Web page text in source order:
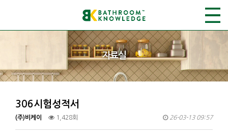
자료실
306시험성적서
(주)비케이 1,428회 26-03-13 09:57